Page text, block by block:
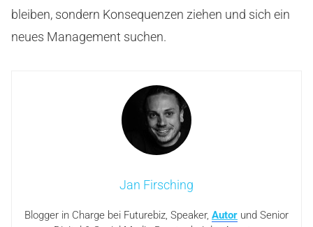
bleiben, sondern Konsequenzen ziehen und sich ein
neues Management suchen.
Jan Firsching
Blogger in Charge bei Futurebiz, Speaker, Autor und Senior